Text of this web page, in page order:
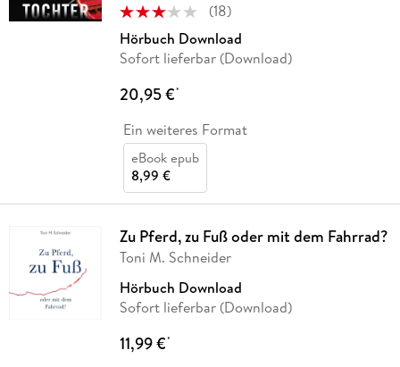
(18)
Hörbuch Download
Sofort lieferbar (Download)
20,95 €*
Ein weiteres Format
eBook epub
8,99 €
Zu Pferd, zu Fuß oder mit dem Fahrrad?
Toni M. Schneider
Hörbuch Download
Sofort lieferbar (Download)
11,99 €*